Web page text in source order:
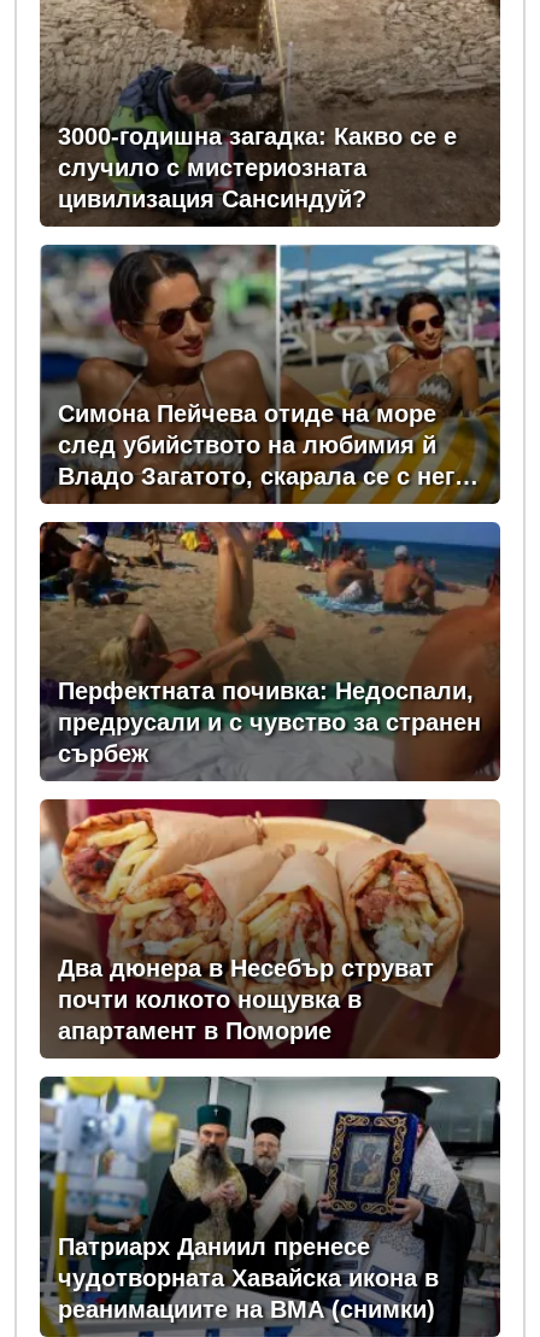
3000-годишна загадка: Какво се е
случило с мистериозната
цивилизация Сансиндуй?
Симона Пейчева отиде на море
след убийството на любимия й
Владо Загатото, скарала се с него
за пари
Перфектната почивка: Недоспали,
предрусали и с чувство за странен
сърбеж
Два дюнера в Несебър струват
почти колкото нощувка в
апартамент в Поморие
Патриарх Даниил пренесе
чудотворната Хавайска икона в
реанимациите на ВМА (снимки)